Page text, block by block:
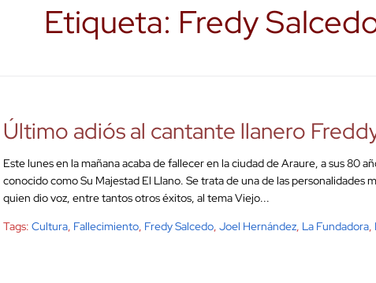
Etiqueta: Fredy
Último adiós al cantante llanero
Este lunes en la mañana acaba de fallecer en la ciudad de Araure, a sus 80
conocido como Su Majestad El Llano. Se trata de una de las personalidades
quien dio voz, entre tantos otros éxitos, al tema Viejo...
Tags: Cultura, Fallecimiento, Fredy Salcedo, Joel Hernández, La Fundadora,